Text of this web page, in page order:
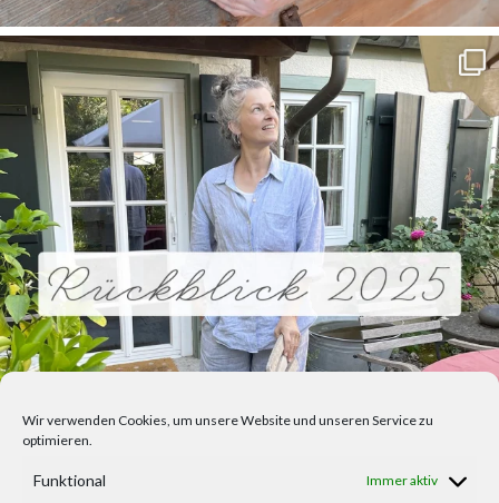
Wir verwenden Cookies, um unsere Website und unseren Service zu
optimieren.
Funktional Immer aktiv